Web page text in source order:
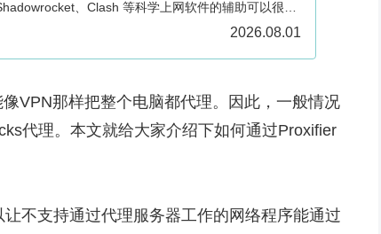
、Clash 等科学上网软件的辅助可以很好
、Mac、Android、iOS、Apple TV 和路由器多端适
2026.08.01
VPN那样把整个电脑都代理。因此，一般情况
代理。本文就给大家介绍下如何通过Proxifier
不支持通过代理服务器工作的网络程序能通过